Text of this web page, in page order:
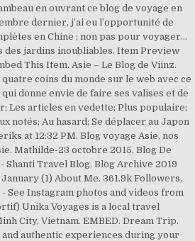
en ouvrant ce blog de voyage en
dernier, j’ai eu l’opportunité de
en Chine ; non pas pour voyager...
des jardins inoubliables. Item Preview
This Item. Asie – Le Blog de Viinz.
coins du monde sur le web avec ce
donne envie de faire ses valises et de
Les articles en vedette; Plus populaire;
notés; Au hasard; Se déplacer au Japon
at 12:32 PM. Blog voyage Asie, nos
Mathilde-23 octobre 2015. Blog De
Shanti Travel Blog. Blog Archive 2019
(1) About Me. 361.9k Followers,
- See Instagram photos and videos from
Unika Voyages is a local travel
City, Vietnam. EMBED. Dream Trip.
authentic experiences during your